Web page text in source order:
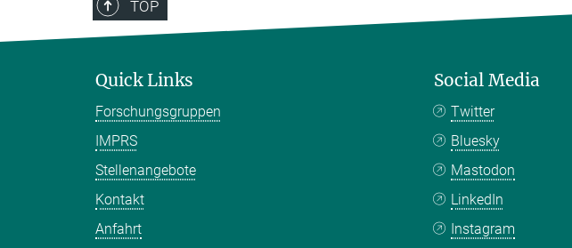
TOP
Quick Links
Forschungsgruppen
IMPRS
Stellenangebote
Kontakt
Anfahrt
Social Media
Twitter
Bluesky
Mastodon
LinkedIn
Instagram